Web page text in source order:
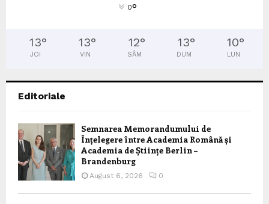
0°
13°
JOI
13°
VIN
12°
SÂM
13°
DUM
10°
LUN
Editoriale
Semnarea Memorandumului de
Înțelegere între Academia Română și
Academia de Științe Berlin –
Brandenburg
August 6, 2026 0